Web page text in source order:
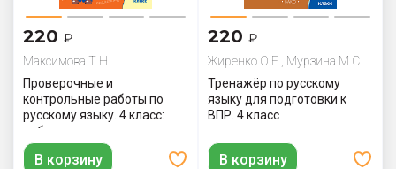
220 ₽
Максимова Т.Н.
Проверочные и
контрольные работы по
русскому языку. 4 класс:
рабочая тетрадь
В корзину
220 ₽
Жиренко О.Е., Мурзина М.С.
Тренажёр по русскому
языку для подготовки к
ВПР. 4 класс
В корзину